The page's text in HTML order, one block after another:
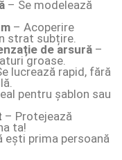
– Se modelează
– Acoperire
strat subțire.
de arsură –
groase.
lucrează rapid, fără
pentru șablon sau
– Protejează
ta!
ești prima persoană